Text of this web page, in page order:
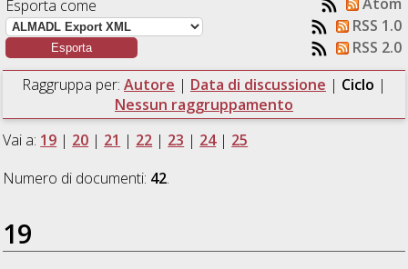
Esporta come
RSS 1.0
RSS 2.0
Raggruppa per: Autore | Data di discussione | Ciclo |
Nessun raggruppamento
Vai a: 19 | 20 | 21 | 22 | 23 | 24| 25
Numero di documenti: 42.
19